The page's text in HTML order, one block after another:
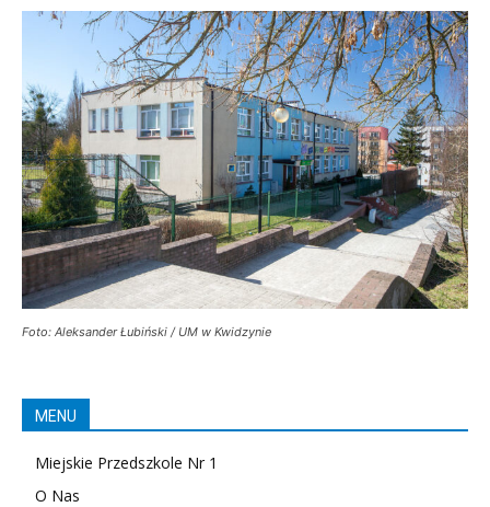
Foto: Aleksander Łubiński / UM w Kwidzynie
MENU
Miejskie Przedszkole Nr 1
O Nas